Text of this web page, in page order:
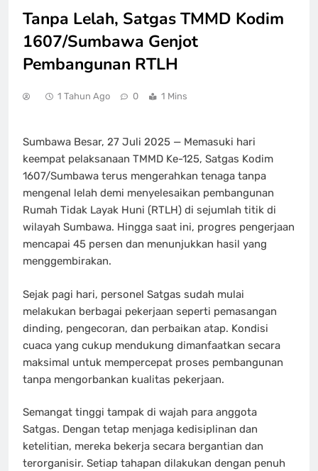
Tanpa Lelah, Satgas TMMD Kodim
1607/Sumbawa Genjot
Pembangunan RTLH
1 Tahun Ago 0 1 Mins
Sumbawa Besar, 27 Juli 2025 — Memasuki hari
keempat pelaksanaan TMMD Ke-125, Satgas Kodim
1607/Sumbawa terus mengerahkan tenaga tanpa
mengenal lelah demi menyelesaikan pembangunan
Rumah Tidak Layak Huni (RTLH) di sejumlah titik di
wilayah Sumbawa. Hingga saat ini, progres pengerjaan
mencapai 45 persen dan menunjukkan hasil yang
menggembirakan.
Sejak pagi hari, personel Satgas sudah mulai
melakukan berbagai pekerjaan seperti pemasangan
dinding, pengecoran, dan perbaikan atap. Kondisi
cuaca yang cukup mendukung dimanfaatkan secara
maksimal untuk mempercepat proses pembangunan
tanpa mengorbankan kualitas pekerjaan.
Semangat tinggi tampak di wajah para anggota
Satgas. Dengan tetap menjaga kedisiplinan dan
ketelitian, mereka bekerja secara bergantian dan
terorganisir. Setiap tahapan dilakukan dengan penuh